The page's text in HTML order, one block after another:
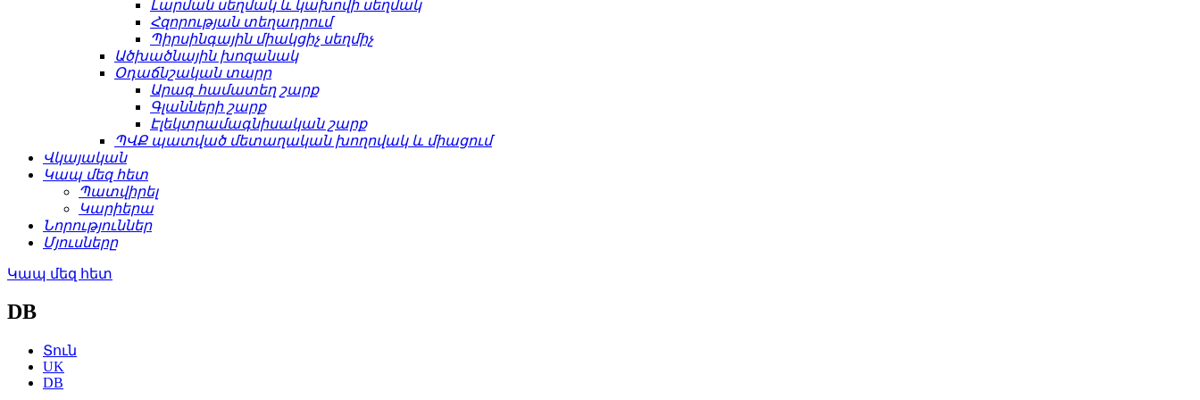
Լարման սեղմակ և կախովի սեղմակ
Հզորության տեղադրում
Պիրսինգային միակցիչ սեղմիչ
Ածխածնային խոզանակ
Օդաճնշական տարր
Արագ համատեղ շարք
Գլանների շարք
Էլեկտրամագնիսական շարք
ՊՎՔ պատված մետաղական խողովակ և միացում
Վկայական
Կապ մեզ հետ
Պատվիրել
Կարիերա
Նորություններ
Մյուսները
Կապ մեզ հետ
DB
Տուն
UK
DB